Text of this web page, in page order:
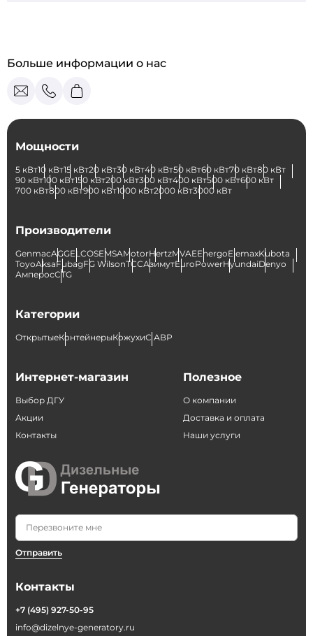
Больше информации о нас
Мощности
5 кВт10 кВт15 кВт20 кВт30 кВт40 кВт50 кВт60 кВт70 кВт80 кВт
90 кВт100 кВт150 кВт200 кВт300 кВт400 кВт500 кВт600 кВт
700 кВт800 кВт900 кВт1000 кВт2000 кВт3000 кВт
Производители
GenmacAGGELCOSEMSAMotorHertzMVAEEnergoElemaxKubota
ToyoAksaFubagFG WilsonТССАзимутEuroPowerHyundaiDenyo
АмперосCTG
Категории
ОткрытыеКонтейнерыКожухиС АВР
Интернет-магазин
Выбор ДГУ
Акции
Контакты
Отправить
Полезное
О компании
Доставка и оплата
Наши услуги
Контакты
+7 (495) 927-50-95
info@dizelnye-generatory.ru